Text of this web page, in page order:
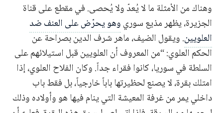
وهناك من الأمثلة ما لا يُعدّ ولا يُحصى. في مقطع على قناة
الجزيرة، يظهر مذيع سوريوهو يحرّض على العنف ضد
العلويين. ويقول الضيف، ماهر شرف الدين بصراحة عن
الحكم العلوي: “من المعروف أن العلويين قبل استيلائهم على
السلطة في سوريا، كانوا فقراء جداً. وكان الفلاح العلوي، إذا
امتلك بقرة، لا يصنع لحظيرتها باباً خارجياً، بل فقط باب
داخلي يمر من غرفة المعيشة التي ينام فيها هو وأولاده وذلك